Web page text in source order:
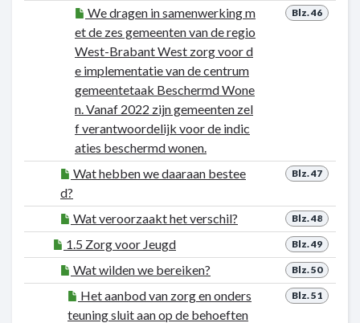
Blz. 46
We dragen in samenwerking m
et de zes gemeenten van de regio
West-Brabant West zorg voor d
e implementatie van de centrum
gemeentetaak Beschermd Wone
n. Vanaf 2022 zijn gemeenten zel
f verantwoordelijk voor de indic
aties beschermd wonen.
Blz. 47
Wat hebben we daaraan bestee
d?
Blz. 48
Wat veroorzaakt het verschil?
Blz. 49
1.5 Zorg voor Jeugd
Blz. 50
Wat wilden we bereiken?
Blz. 51
Het aanbod van zorg en onders
teuning sluit aan op de behoeften